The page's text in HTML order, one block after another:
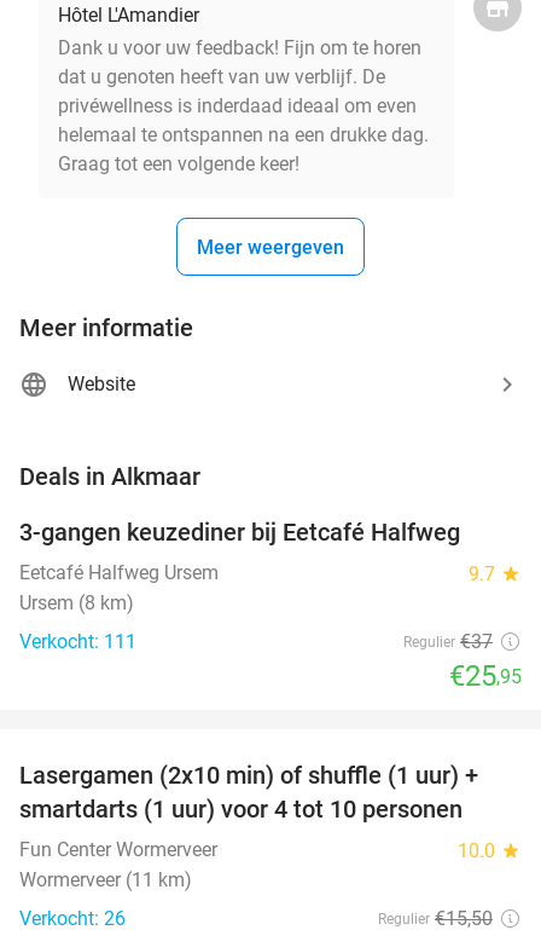
Hôtel L'Amandier
Dank u voor uw feedback! Fijn om te horen
dat u genoten heeft van uw verblijf. De
privéwellness is inderdaad ideaal om even
helemaal te ontspannen na een drukke dag.
Graag tot een volgende keer!
Meer weergeven
Meer informatie
Website
Deals in Alkmaar
3-gangen keuzediner bij Eetcafé Halfweg
Eetcafé Halfweg Ursem 9.7 star
Ursem (8 km)
Verkocht: 111
Regulier €37
€25,95
36%
NEW
TODAY
Lasergamen (2x10 min) of shuffle (1 uur) +
smartdarts (1 uur) voor 4 tot 10 personen
Fun Center Wormerveer 10.0 star
Wormerveer (11 km)
Verkocht: 26
Regulier €15,50